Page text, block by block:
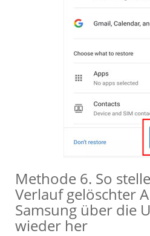
Methode 6. So
Verlauf gelöschter
Samsung über die
wieder her